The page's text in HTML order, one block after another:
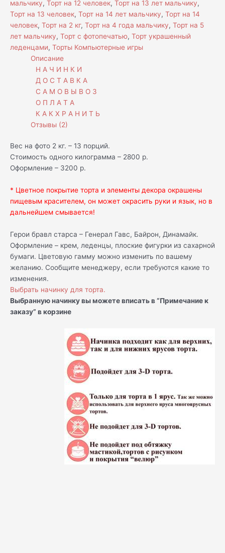
мальчику, Торт на 12 человек, Торт на 13 лет мальчику,
Торт на 13 человек, Торт на 14 лет мальчику, Торт на 14
человек, Торт на 2 кг, Торт на 4 года мальчику, Торт на 5
лет мальчику, Торт с фотопечатью, Торт украшенный
леденцами, Торты Компьютерные игры
Описание
Н А Ч И Н К И
Д О С Т А В К А
С А М О В Ы В О З
О П Л А Т А
К А К Х Р А Н И Т Ь
Отзывы (2)
Вес на фото 2 кг. – 13 порций.
Стоимость одного килограмма – 2800 р.
Оформление – 3200 р.
* Цветное покрытие торта и элементы декора окрашены
пищевым красителем, он может окрасить руки и язык, но в
дальнейшем смывается!
Герои бравл старса – Генерал Гавс, Байрон, Динамайк.
Оформление – крем, леденцы, плоские фигурки из сахарной
бумаги. Цветовую гамму можно изменить по вашему
желанию. Сообщите менеджеру, если требуются какие то
изменения.
Выбрать начинку для торта.
Выбранную начинку вы можете вписать в “Примечание к
заказу” в корзине